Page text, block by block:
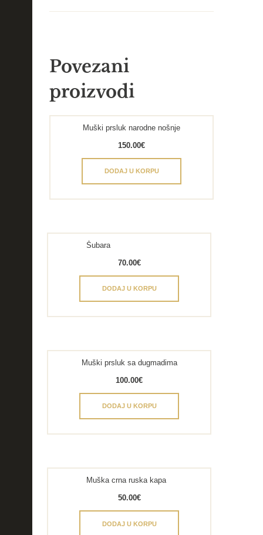
Povezani
proizvodi
Muški prsluk narodne nošnje
150.00€
DODAJ U KORPU
Šubara
70.00€
DODAJ U KORPU
Muški prsluk sa dugmadima
100.00€
DODAJ U KORPU
Muška crna ruska kapa
50.00€
DODAJ U KORPU